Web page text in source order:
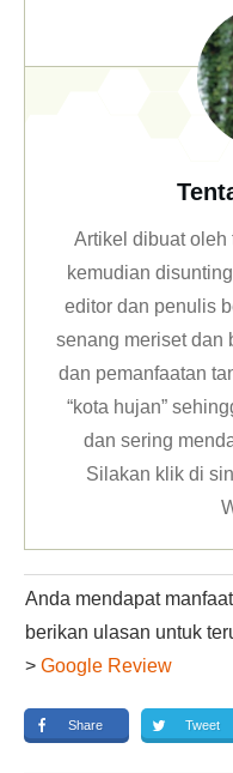
Artikel dibuat oleh
kemudian
editor dan penulis
senang meriset dan
dan pemanfaatan
“kota hujan”
dan sering
Silakan klikdi
Anda mendapat
berikan ulasan untuk
> Google Review
Share Tweet